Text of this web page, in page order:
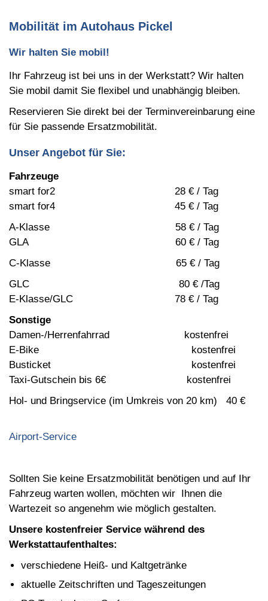
Mobilität im Autohaus Pickel
Wir halten Sie mobil!
Ihr Fahrzeug ist bei uns in der Werkstatt? Wir halten
Sie mobil damit Sie flexibel und unabhängig bleiben.
Reservieren Sie direkt bei der Terminvereinbarung eine
für Sie passende Ersatzmobilität.
Unser Angebot für Sie:
Fahrzeuge
smart for2 28 € / Tag
smart for4 45 € / Tag
A-Klasse 58 € / Tag
GLA 60 € / Tag
C-Klasse 65 € / Tag
GLC 80 € /Tag
E-Klasse/GLC 78 € / Tag
Sonstige
Damen-/Herrenfahrrad kostenfrei
E-Bike kostenfrei
Busticket kostenfrei
Taxi-Gutschein bis 6€ kostenfrei
Hol- und Bringservice (im Umkreis von 20 km) 40 €
Airport-Service
Sollten Sie keine Ersatzmobilität benötigen und auf Ihr
Fahrzeug warten wollen, möchten wir Ihnen die
Wartezeit so angenehm wie möglich gestalten.
Unsere kostenfreier Service während des
Werkstattaufenthaltes:
verschiedene Heiß- und Kaltgetränke
aktuelle Zeitschriften und Tageszeitungen